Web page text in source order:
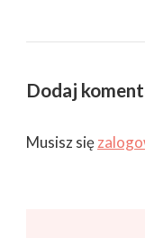
Dodaj
Musisz się